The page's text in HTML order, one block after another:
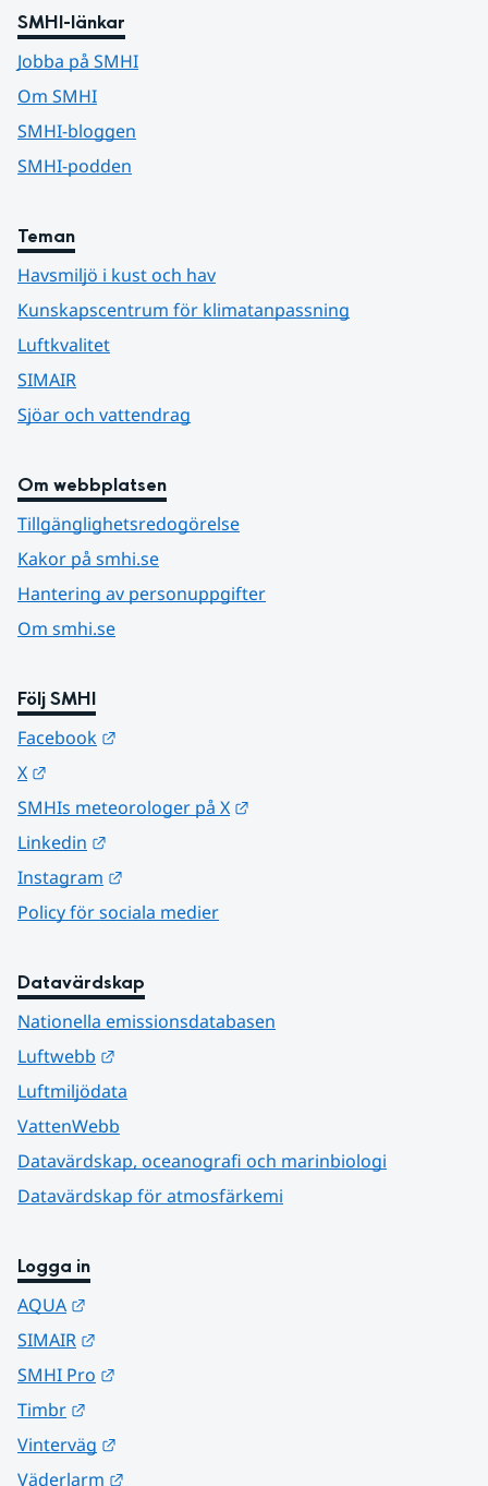
SMHI-länkar
Jobba på SMHI
Om SMHI
SMHI-bloggen
SMHI-podden
Teman
Havsmiljö i kust och hav
Kunskapscentrum för klimatanpassning
Luftkvalitet
SIMAIR
Sjöar och vattendrag
Om webbplatsen
Tillgänglighetsredogörelse
Kakor på smhi.se
Hantering av personuppgifter
Om smhi.se
Följ SMHI
Facebook
X
SMHIs meteorologer på X
Linkedin
Instagram
Policy för sociala medier
Datavärdskap
Nationella emissionsdatabasen
Luftwebb
Luftmiljödata
VattenWebb
Datavärdskap, oceanografi och marinbiologi
Datavärdskap för atmosfärkemi
Logga in
AQUA
SIMAIR
SMHI Pro
Timbr
Vinterväg
Väderlarm